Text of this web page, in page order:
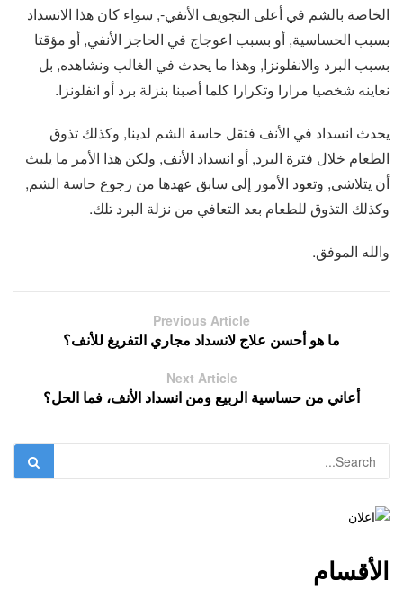
الخاصة بالشم في أعلى التجويف الأنفي-, سواء كان هذا الانسداد
بسبب الحساسية, أو بسبب اعوجاج في الحاجز الأنفي, أو مؤقتا
بسبب البرد والانفلونزا, وهذا ما يحدث في الغالب ونشاهده, بل
نعاينه شخصيا مرارا وتكرارا كلما أصبنا بنزلة برد أو انفلونزا.
يحدث انسداد في الأنف فتقل حاسة الشم لدينا, وكذلك تذوق
الطعام خلال فترة البرد, أو انسداد الأنف, ولكن هذا الأمر ما يلبث
أن يتلاشى, وتعود الأمور إلى سابق عهدها من رجوع حاسة الشم,
وكذلك التذوق للطعام بعد التعافي من نزلة البرد تلك.
والله الموفق.
Previous Article
ما هو أحسن علاج لانسداد مجاري التفريغ للأنف؟
Next Article
أعاني من حساسية الربيع ومن انسداد الأنف، فما الحل؟
الأقسام